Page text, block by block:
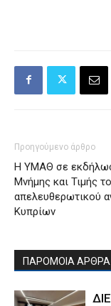
Προηγούμενο άρθρο
Η ΥΜΑΘ σε
Μνήμης και Τιμής
απελευθερωτικού
Κυπρίων
ΠΑΡΟΜΟΙΑ ΑΡΘΡΑ